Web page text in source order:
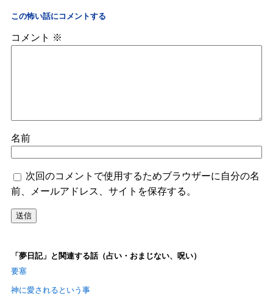
この怖い話にコメントする
コメント ※
名前
次回のコメントで使用するためブラウザーに自分の名
前、メールアドレス、サイトを保存する。
「夢日記」と関連する話（占い・おまじない、呪い）
要塞
神に愛されるという事